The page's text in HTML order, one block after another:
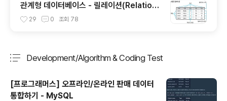
관계형 데이터베이스 - 릴레이션(Relation),
튜플(Tuple), 속성(Attribute), 도메인(Do
29 0 조회 78
Development/Algorithm & Coding Test
[프로그래머스] 오프라인/온라인 판매 데이터
통합하기 - MySQL